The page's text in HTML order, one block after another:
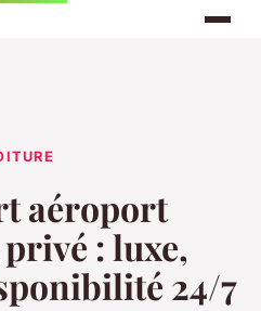
aéroport
: luxe,
24/7